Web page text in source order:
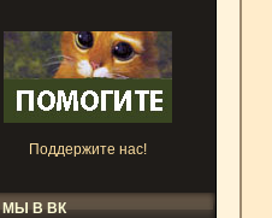
Поддержите нас!
МЫ В ВК